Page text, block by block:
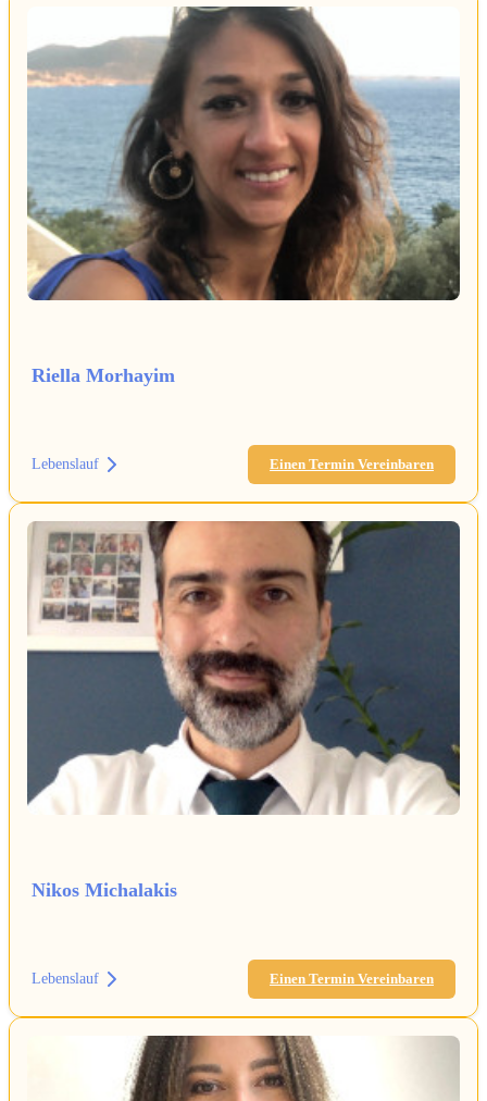
Riella Morhayim
Lebenslauf Einen Termin Vereinbaren
Nikos Michalakis
Lebenslauf Einen Termin Vereinbaren